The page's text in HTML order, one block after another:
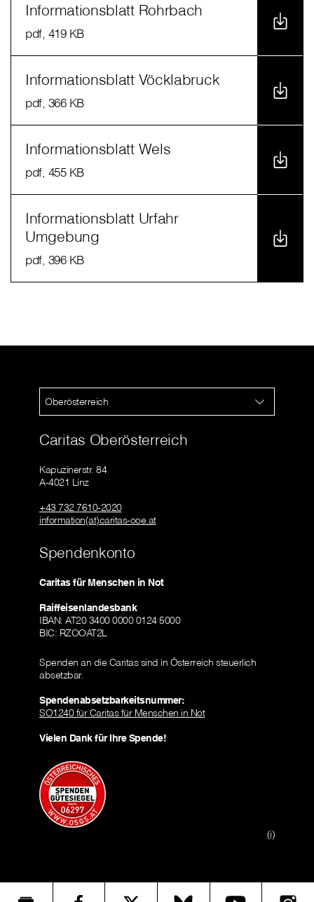
Informationsblatt Rohrbach
pdf, 419 KB
Informationsblatt Vöcklabruck
pdf, 366 KB
Informationsblatt Wels
pdf, 455 KB
Informationsblatt Urfahr
Umgebung
pdf, 396 KB
Oberösterreich
Caritas Oberösterreich
Kapuzinerstr. 84
A-4021 Linz
+43 732 7610-2020
information(at)caritas-ooe.at
Spendenkonto
Caritas für Menschen in Not
Raiffeisenlandesbank
IBAN: AT20 3400 0000 0124 5000
BIC: RZOOAT2L
Spenden an die Caritas sind in Österreich steuerlich
absetzbar.
Spendenabsetzbarkeitsnummer:
SO1240 für Caritas für Menschen in Not
Vielen Dank für Ihre Spende!
(i)